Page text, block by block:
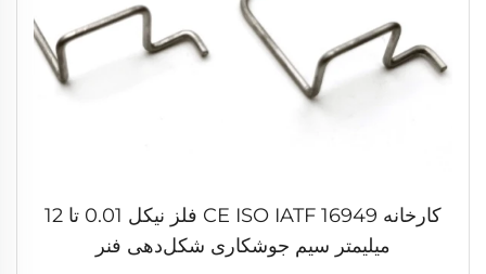
کارخانه CE ISO IATF 16949 فلز نیکل 0.01 تا 12
میلیمتر سیم جوشکاری شکل‌دهی فنر